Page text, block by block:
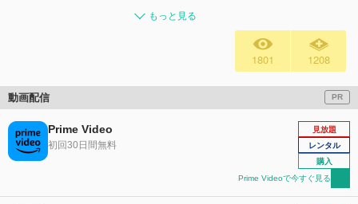
もっと見る
1801 1208
動画配信 PR
Prime Video
初回30日間無料
見放題
レンタル
購入
Prime Videoで今すぐ見る